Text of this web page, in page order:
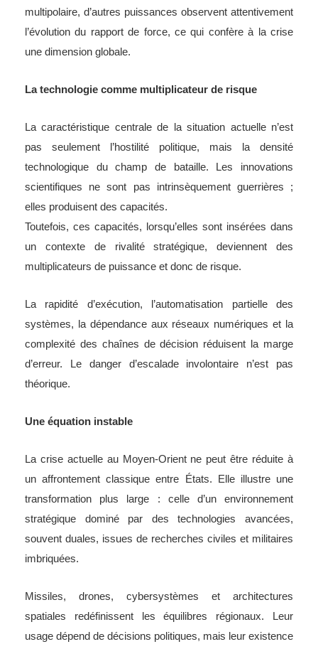
multipolaire, d’autres puissances observent attentivement
l’évolution du rapport de force, ce qui confère à la crise
une dimension globale.
La technologie comme multiplicateur de risque
La caractéristique centrale de la situation actuelle n’est
pas seulement l’hostilité politique, mais la densité
technologique du champ de bataille. Les innovations
scientifiques ne sont pas intrinsèquement guerrières ;
elles produisent des capacités.
Toutefois, ces capacités, lorsqu’elles sont insérées dans
un contexte de rivalité stratégique, deviennent des
multiplicateurs de puissance et donc de risque.
La rapidité d’exécution, l’automatisation partielle des
systèmes, la dépendance aux réseaux numériques et la
complexité des chaînes de décision réduisent la marge
d’erreur. Le danger d’escalade involontaire n’est pas
théorique.
Une équation instable
La crise actuelle au Moyen-Orient ne peut être réduite à
un affrontement classique entre États. Elle illustre une
transformation plus large : celle d’un environnement
stratégique dominé par des technologies avancées,
souvent duales, issues de recherches civiles et militaires
imbriquées.
Missiles, drones, cybersystèmes et architectures
spatiales redéfinissent les équilibres régionaux. Leur
usage dépend de décisions politiques, mais leur existence